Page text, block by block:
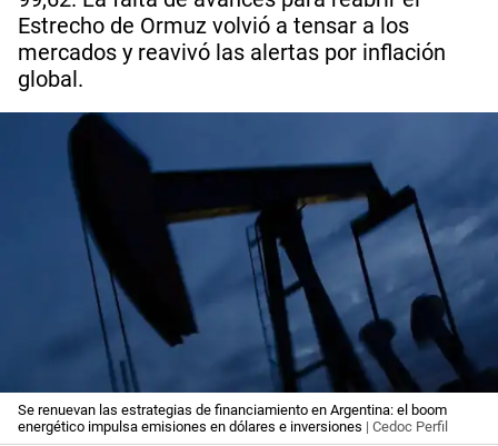
Estrecho de Ormuz volvió a tensar a los
mercados y reavivó las alertas por inflación
global.
Se renuevan las estrategias de financiamiento en Argentina: el boom
energético impulsa emisiones en dólares e inversiones | Cedoc Perfil